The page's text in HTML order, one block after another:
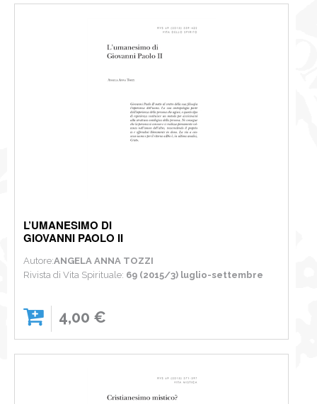
L’UMANESIMO DI
GIOVANNI PAOLO II
Autore:ANGELA ANNA TOZZI
Rivista di Vita Spirituale: 69 (2015/3) luglio-settembre
4,00 €